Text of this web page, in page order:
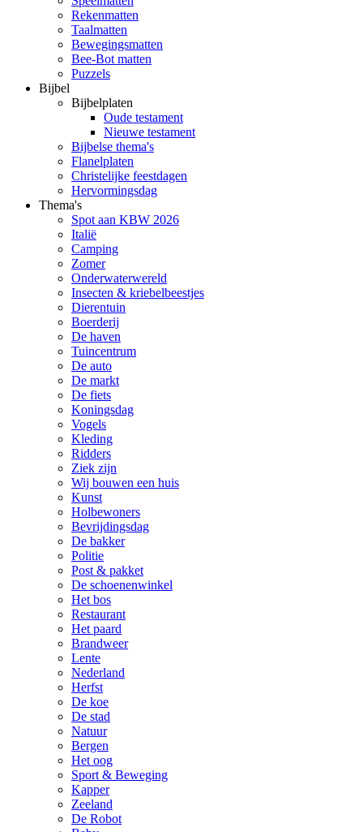
Rekenmatten
Taalmatten
Bewegingsmatten
Bee-Bot matten
Puzzels
Bijbel
Bijbelplaten
Oude testament
Nieuwe testament
Bijbelse thema's
Flanelplaten
Christelijke feestdagen
Hervormingsdag
Thema's
Spot aan KBW 2026
Italië
Camping
Zomer
Onderwaterwereld
Insecten & kriebelbeestjes
Dierentuin
Boerderij
De haven
Tuincentrum
De auto
De markt
De fiets
Koningsdag
Vogels
Kleding
Ridders
Ziek zijn
Wij bouwen een huis
Kunst
Holbewoners
Bevrijdingsdag
De bakker
Politie
Post & pakket
De schoenenwinkel
Het bos
Restaurant
Het paard
Brandweer
Lente
Nederland
Herfst
De koe
De stad
Natuur
Bergen
Het oog
Sport & Beweging
Kapper
Zeeland
De Robot